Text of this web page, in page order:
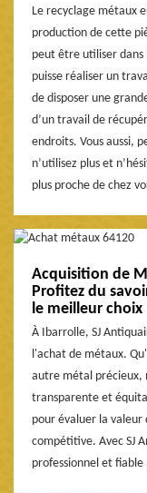
Le recyclage métaux
production de cette
peut être utiliser dans
puisse réaliser un
de disposer une
d’un travail de
endroits. Vous aussi,
n’utilisez plus et
plus proche de chez
Acquisition de
Profitez du
le meilleur choix
À Ibarrolle, SJ
l'achat de métaux.
autre métal précieux,
transparente et
pour évaluer la valeur
compétitive. Avec SJ
professionnel et